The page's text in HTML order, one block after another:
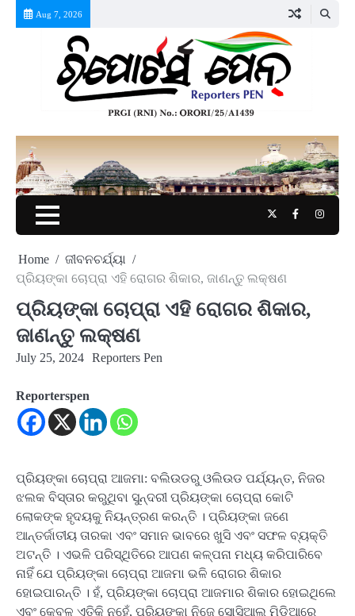
Aug 7, 2026
TwitterFacebook
Home
ଜୀବନଚର୍ଯ୍ୟା
ପ୍ରିୟଙ୍କା ଚୋପ୍ରା ଏହି ରୋଗର ଶିକାର, ଜାଣନ୍ତୁ ଲକ୍ଷଣ
ପ୍ରିୟଙ୍କା ଚୋପ୍ରା ଏହି ରୋଗର ଶିକାର,
ଜାଣନ୍ତୁ ଲକ୍ଷଣ
July 25, 2024 Reporters Pen
Reporterspen
ପ୍ରିୟଙ୍କା ଚୋପ୍ରା ଆଜମା: ବଲିଉଡରୁ ଓଲିଉଡ ପର୍ଯ୍ୟନ୍ତ, ନିଜର
ଝଲକ ବିସ୍ତାର କରୁଥିବା ସୁନ୍ଦରୀ ପ୍ରିୟଙ୍କା ଚୋପ୍ରା କୋଟି
ଲୋକଙ୍କ ହୃଦୟକୁ ନିୟନ୍ତ୍ରଣ କରନ୍ତି । ପ୍ରିୟଙ୍କା ଜଣେ
ଆନ୍ତର୍ଜାତୀୟ ତାରକା ଏବଂ ସମାନ ଭାବରେ ଖୁସି ଏବଂ ସଫଳ ବ୍ୟକ୍ତି
ଅଟନ୍ତି । ଏଭଳି ପରିସ୍ଥିତିରେ ଆପଣ କଳ୍ପନା ମଧ୍ୟ କରିପାରିବେ
ନାହିଁ ଯେ ପ୍ରିୟଙ୍କା ଚୋପ୍ରା ଆଜମା ଭଳି ରୋଗର ଶିକାର
ହୋଇପାରନ୍ତି । ହଁ, ପ୍ରିୟଙ୍କା ଚୋପ୍ରା ଆଜମାର ଶିକାର ହୋଇଥିଲେ
ଏବଂ କେବଳ ଏତିକି ନୁହେଁ, ପ୍ରିୟଙ୍କା ନିଜେ ସୋସିଆଲ ମିଡିଆରେ